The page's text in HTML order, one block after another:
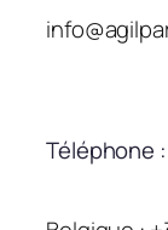
Téléphone :